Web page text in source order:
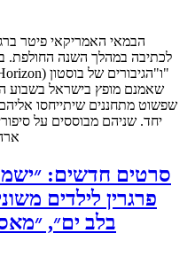
יחד. שניהם מבוססים על
סרטים חדשים:
פרגרין לילדים
בלב ים״,